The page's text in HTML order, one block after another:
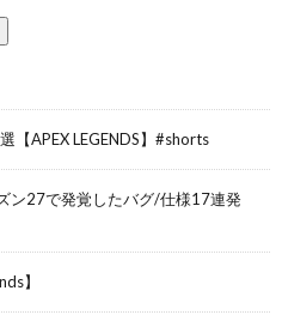
【APEX LEGENDS】#shorts
ン27で発覚したバグ/仕様17連発
】